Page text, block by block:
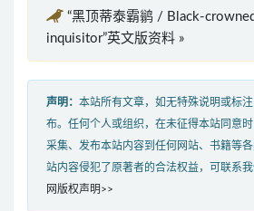
“黑顶蒂泰霸鹟 / Black-
inquisitor”英文版资料 »
声明： 本站所有文章，如无特殊说明或标
布。任何个人或组织，在未征得本站同意时
采集、发布本站内容到任何网站、书籍等
站内容侵犯了原著者的合法权益，可联系我
网版权声明>>